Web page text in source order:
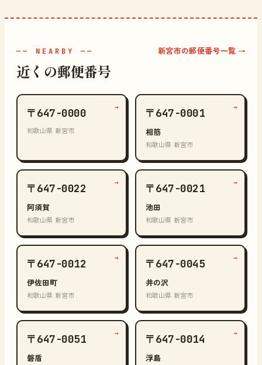
—— NEARBY ——
近くの郵便番号
新宮市の郵便番号一覧 →
〒647-0000
和歌山県 新宮市
→ 〒647-0001
相筋
和歌山県 新宮市
→
〒647-0022
阿須賀
和歌山県 新宮市
→ 〒647-0021
池田
和歌山県 新宮市
→
〒647-0012
伊佐田町
和歌山県 新宮市
→ 〒647-0045
井の沢
和歌山県 新宮市
→
〒647-0051
磐盾
→ 〒647-0014
浮島
→